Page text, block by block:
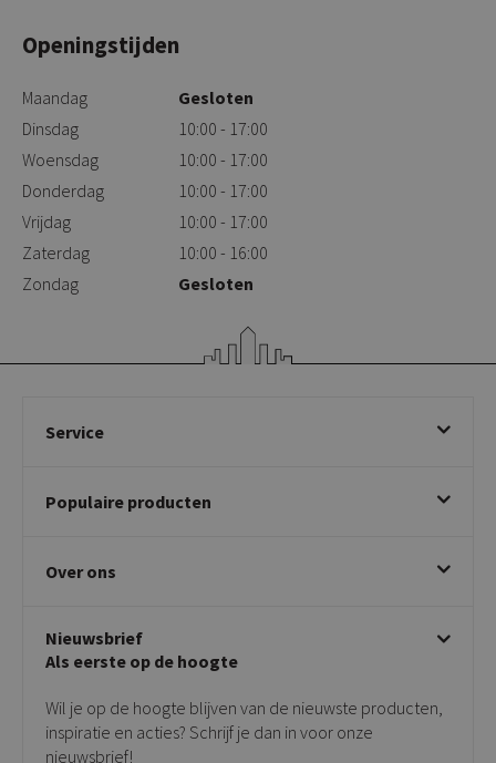
Openingstijden
Maandag
Gesloten
Dinsdag
10:00 - 17:00
Woensdag
10:00 - 17:00
Donderdag
10:00 - 17:00
Vrijdag
10:00 - 17:00
Zaterdag
10:00 - 16:00
Zondag
Gesloten
Service
Betalen & annuleren
Klachtafhandeling
Privacy policy
Populaire producten
Draaibare eetkamerstoelen
Taupe stoelen
Tuinstoelen
Bijzettafels
Over ons
Showroom
Contact
Onderhoudsproducten
Vloerbescherming
Nieuwsbrief
Als eerste op de hoogte
Wil je op de hoogte blijven van de nieuwste producten,
inspiratie en acties? Schrijf je dan in voor onze
nieuwsbrief!